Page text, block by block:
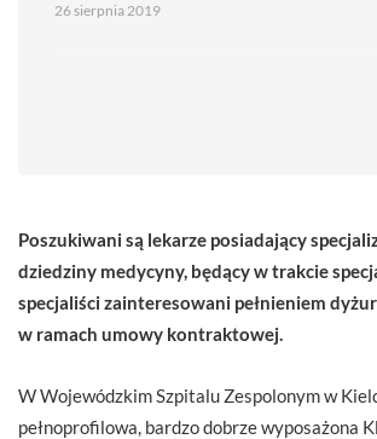
26 sierpnia 2019
Poszukiwani są lekarze posiadający
dziedziny medycyny, będący w trakcie
specjaliści zainteresowani pełnieniem
w ramach umowy kontraktowej.
W Wojewódzkim Szpitalu Zespolonym w
pełnoprofilowa, bardzo dobrze wyposażona